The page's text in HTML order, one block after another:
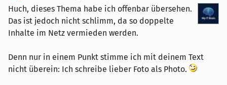
Huch, dieses Thema habe ich offenbar übersehen.
Das ist jedoch nicht schlimm, da so doppelte
Inhalte im Netz vermieden werden.
Denn nur in einem Punkt stimme ich mit deinem Text
nicht überein: Ich schreibe lieber Foto als Photo.